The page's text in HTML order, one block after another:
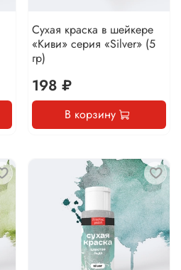
Сухая краска в шейкере
«Киви» серия «Silver» (5
гр)
198 ₽
В корзину